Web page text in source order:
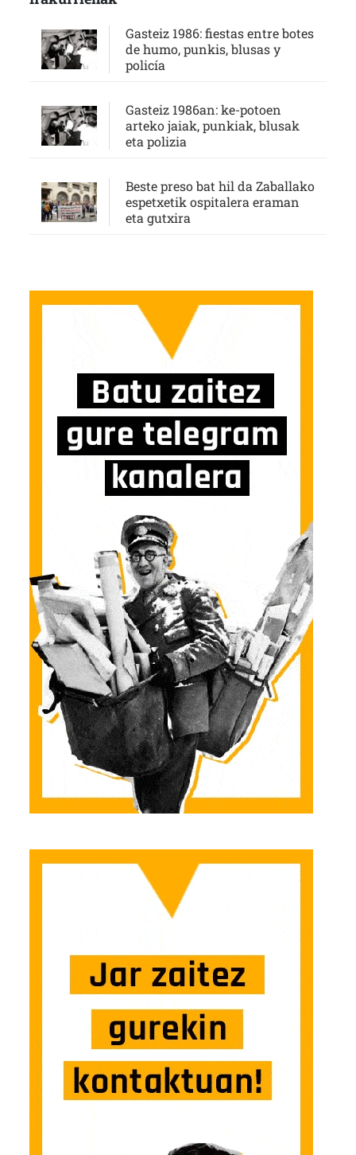
Gasteiz 1986: fiestas entre botes
de humo, punkis, blusas y
policía
Gasteiz 1986an: ke-potoen
arteko jaiak, punkiak, blusak
eta polizia
Beste preso bat hil da Zaballako
espetxetik ospitalera eraman
eta gutxira